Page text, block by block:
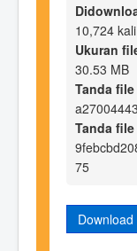
10,724 kali
Ukuran
30.53 MB
Tanda file
Tanda file
75